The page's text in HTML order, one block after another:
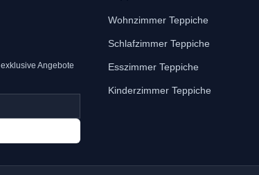
Angebote
Wohnzimmer Teppiche
Schlafzimmer Teppiche
Esszimmer Teppiche
Kinderzimmer Teppiche